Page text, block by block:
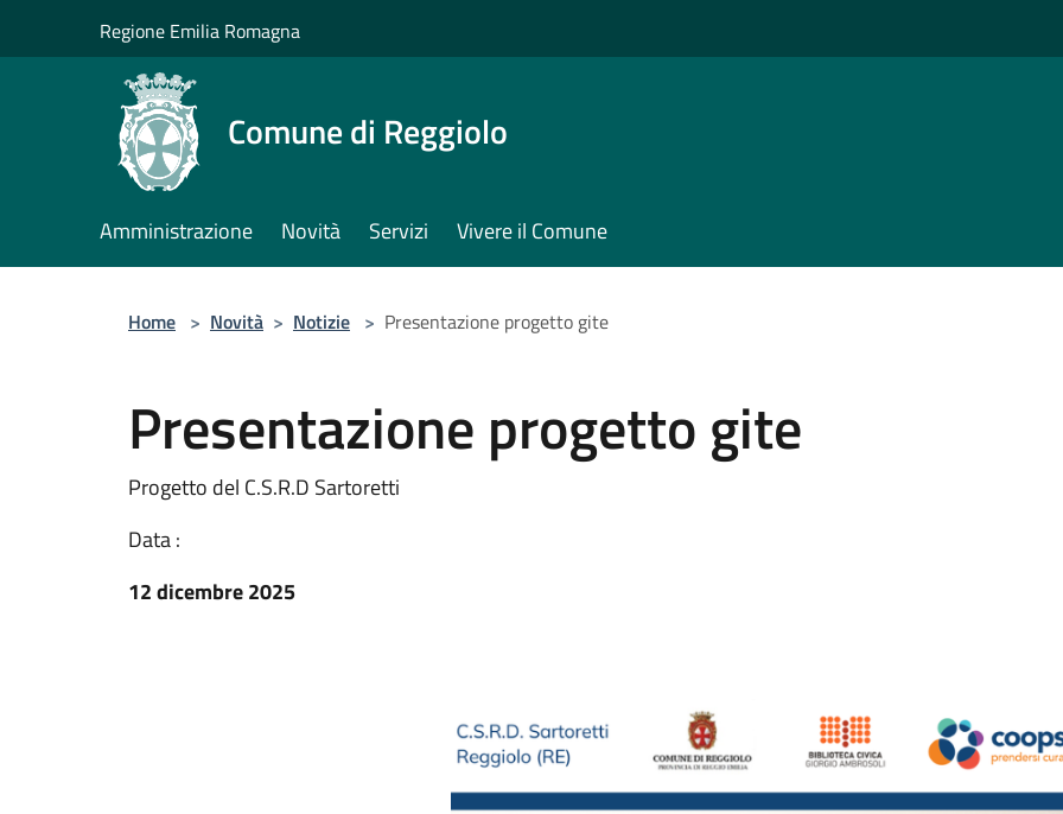
Regione Emilia Romagna
Comune di Reggiolo
Amministrazione Novità Servizi Vivere il Comune
Home > Novità > Notizie > Presentazione progetto gite
Presentazione progetto gite
Progetto del C.S.R.D Sartoretti
Data :
12 dicembre 2025